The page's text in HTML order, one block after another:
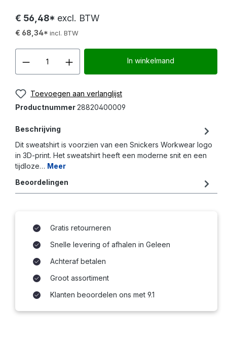
€ 56,48* excl. BTW
€ 68,34* incl. BTW
Producthoeveelheid:
In winkelmand
Toevoegen aan verlanglijst
Productnummer28820400009
Beschrijving
Dit sweatshirt is voorzien van een Snickers Workwear logo
in 3D-print. Het sweatshirt heeft een moderne snit en een
tijdloze… Meer
Beoordelingen
Gratis retourneren
Snelle levering of afhalen in Geleen
Achteraf betalen
Groot assortiment
Klanten beoordelen ons met 9.1